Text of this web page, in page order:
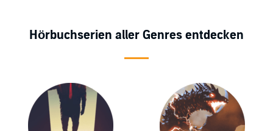
Hörbuchserien aller Genres entdecken